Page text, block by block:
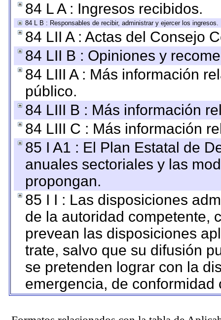
84 L A : Ingresos recibidos.
84 L B : Responsables de recibir, administrar y ejercer los ingresos.
84 LII A : Actas del Consejo
84 LII B : Opiniones y
84 LIII A : Más información
público.
84 LIII B : Más información
84 LIII C : Más información
85 I A1 : El Plan Estatal de
anuales sectoriales y las
propongan.
85 I I : Las disposiciones
de la autoridad competente,
prevean las disposiciones
trate, salvo que su difusión
se pretenden lograr con la
emergencia, de